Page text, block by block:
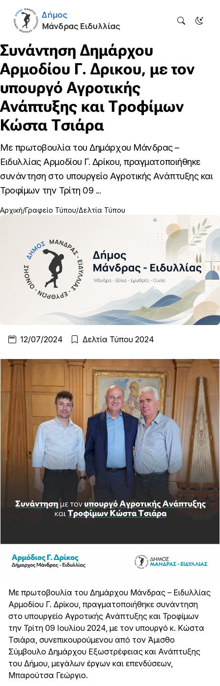
Συνάντηση Δημάρχου
Αρμοδίου Γ. Δρικου, με τον
υπουργό Αγροτικής
Ανάπτυξης και Τροφίμων
Κώστα Τσιάρα
Με πρωτοβουλία του Δημάρχου Μάνδρας –
Ειδυλλίας Αρμοδίου Γ. Δρίκου, πραγματοποιήθηκε
συνάντηση στο υπουργείο Αγροτικής Ανάπτυξης και
Τροφίμων την Τρίτη 09 ...
Αρχική Γραφείο Τύπου Δελτία Τύπου
12/07/2024 Δελτία Τύπου 2024
Με πρωτοβουλία του Δημάρχου Μάνδρας – Ειδυλλίας
Αρμοδίου Γ. Δρίκου, πραγματοποιήθηκε συνάντηση
στο υπουργείο Αγροτικής Ανάπτυξης και Τροφίμων
την Τρίτη 09 Ιουλίου 2024, με τον υπουργό κ. Κώστα
Τσιάρα, συνεπικουρούμενου από τον Άμισθο
Σύμβουλο Δημάρχου Εξωστρέφειας και Ανάπτυξης
του Δήμου, μεγάλων έργων και επενδύσεων,
Μπαρούτσα Γεώργιο.